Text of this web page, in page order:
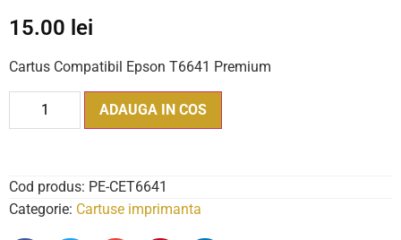
15.00 lei
Cartus Compatibil Epson T6641 Premium
ADAUGA IN COS
Cod produs: PE-CET6641
Categorie: Cartuse imprimanta